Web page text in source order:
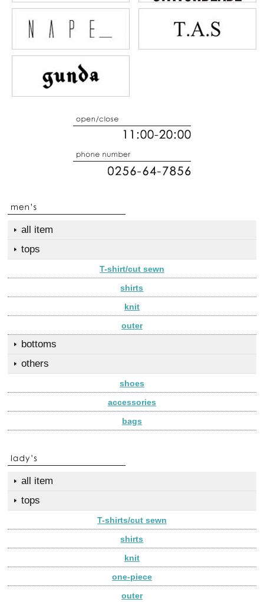
all item
tops
T-shirt/cut sewn
shirts
knit
outer
bottoms
others
shoes
accessories
bags
all item
tops
T-shirts/cut sewn
shirts
knit
one-piece
outer